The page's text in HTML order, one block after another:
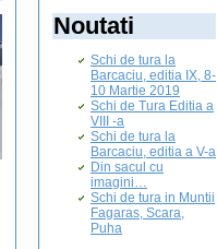
Noutati
Schi de tura la
Barcaciu, editia IX, 8-
10 Martie 2019
Schi de Tura Editia a
VIII -a
Schi de tura la
Barcaciu, editia a V-a
Din sacul cu
imagini…
Schi de tura in Muntii
Fagaras, Scara,
Puha